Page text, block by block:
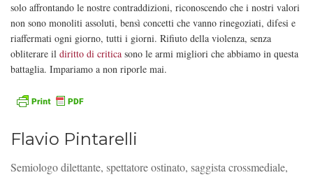
solo affrontando le nostre contraddizioni, riconoscendo che i nostri valori
non sono monoliti assoluti, bensì concetti che vanno rinegoziati, difesi e
riaffermati ogni giorno, tutti i giorni. Rifiuto della violenza, senza
obliterare il diritto di critica sono le armi migliori che abbiamo in questa
battaglia. Impariamo a non riporle mai.
Flavio Pintarelli
Semiologo dilettante, spettatore ostinato, saggista crossmediale,